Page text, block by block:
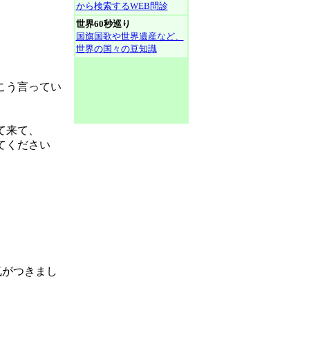
う言ってい
て、
ください
つきまし
から検索するWEB問診
世界60秒巡り
国旗国歌や世界遺産など、
世界の国々の豆知識